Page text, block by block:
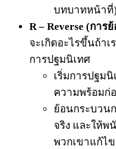
บทบาทหน้าที่)
R – Reverse (การ
จะเกิดอะไรขึ้นถ้า
การปฐมนิเทศ
เริ่มการปฐม
ความพร้อมก่
ย้อนกระบวน
จริง และให้พ
พวกเขาแก้ไ